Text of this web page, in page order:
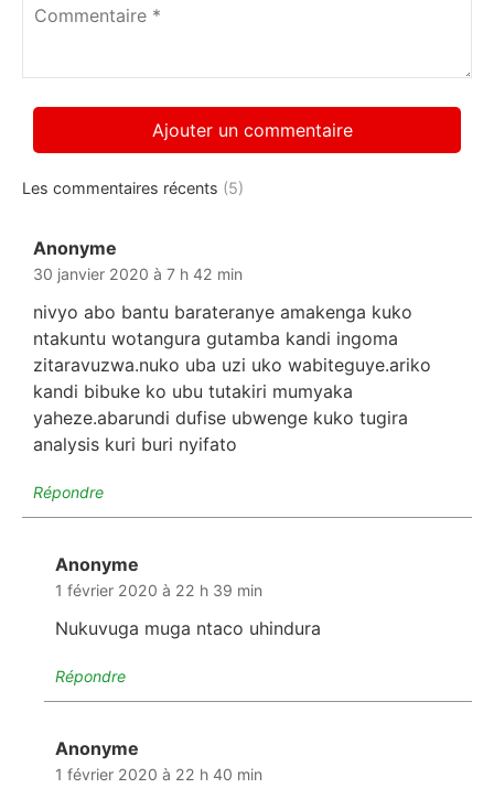
Les commentaires récents (5)
Anonyme
30 janvier 2020 à 7 h 42 min
nivyo abo bantu barateranye amakenga kuko
ntakuntu wotangura gutamba kandi ingoma
zitaravuzwa.nuko uba uzi uko wabiteguye.ariko
kandi bibuke ko ubu tutakiri mumyaka
yaheze.abarundi dufise ubwenge kuko tugira
analysis kuri buri nyifato
Répondre
Anonyme
1 février 2020 à 22 h 39 min
Nukuvuga muga ntaco uhindura
Répondre
Anonyme
1 février 2020 à 22 h 40 min